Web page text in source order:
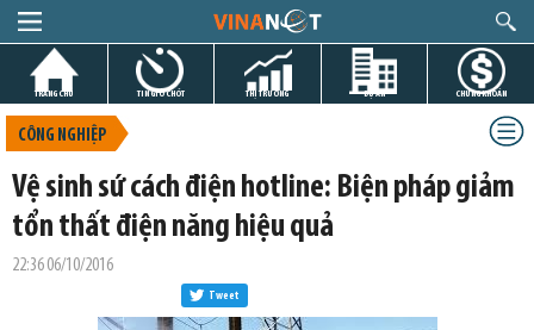
TRANG CHỦ TIN GIỜ CHÓT THỊ TRƯỜNG DỰ ÁN CHỨNG KHOÁN
CÔNG NGHIỆP
Vệ sinh sứ cách điện hotline: Biện pháp giảm
tổn thất điện năng hiệu quả
22:36 06/10/2016
Tweet